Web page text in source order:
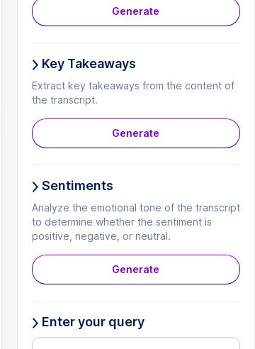
Generate
Key Takeaways
Extract key takeaways from the content of
the transcript.
Generate
Sentiments
Analyze the emotional tone of the transcript
to determine whether the sentiment is
positive, negative, or neutral.
Generate
Enter your query